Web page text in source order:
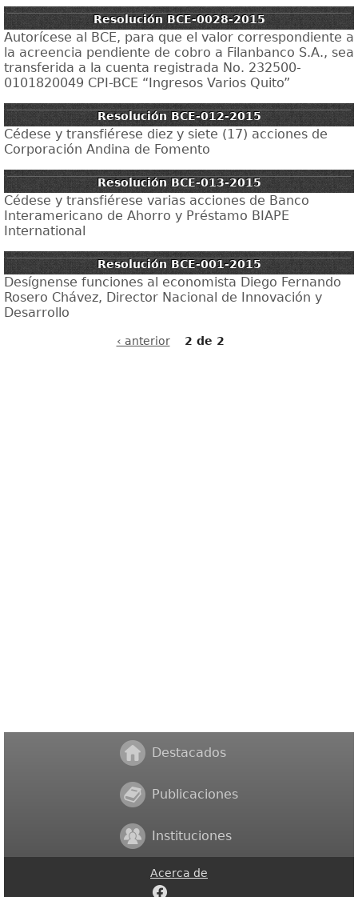
Resolución BCE-0028-2015
Autorícese al BCE, para que el valor correspondiente a
la acreencia pendiente de cobro a Filanbanco S.A., sea
transferida a la cuenta registrada No. 232500-
0101820049 CPI-BCE “Ingresos Varios Quito”
Resolución BCE-012-2015
Cédese y transfiérese diez y siete (17) acciones de
Corporación Andina de Fomento
Resolución BCE-013-2015
Cédese y transfiérese varias acciones de Banco
Interamericano de Ahorro y Préstamo BIAPE
International
Resolución BCE-001-2015
Desígnense funciones al economista Diego Fernando
Rosero Chávez, Director Nacional de Innovación y
Desarrollo
‹ anterior 2 de 2
Destacados
Publicaciones
Instituciones
Acerca de